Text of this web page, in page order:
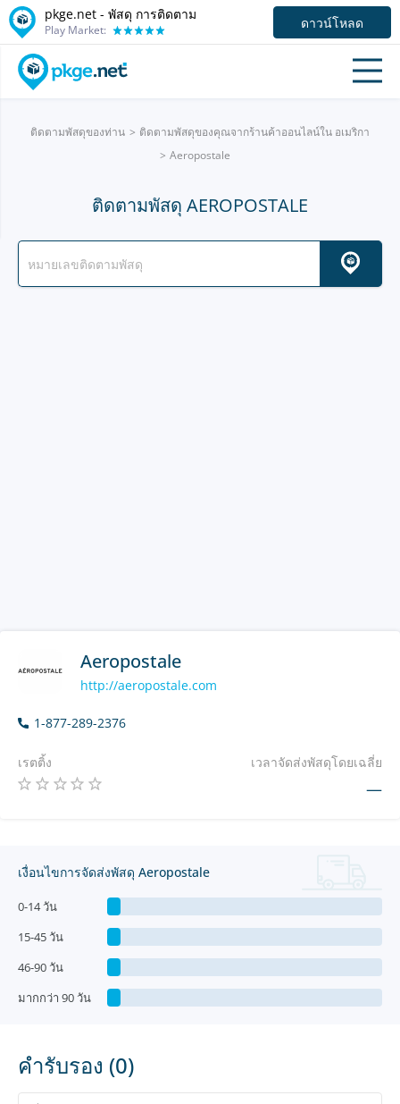
pkge.net - พัสดุ การติดตาม
Play Market: ดาวน์โหลด
ติดตามพัสดุของท่าน
ติดตามพัสดุของคุณจากร้านค้าออนไลน์ใน อเมริกา
Aeropostale
ติดตามพัสดุ AEROPOSTALE
Aeropostale
http://aeropostale.com
1-877-289-2376
เรตติ้ง เวลาจัดส่งพัสดุโดยเฉลี่ย
—
เงื่อนไขการจัดส่งพัสดุ Aeropostale
0-14 วัน
15-45 วัน
46-90 วัน
มากกว่า 90 วัน
คำรับรอง (0)